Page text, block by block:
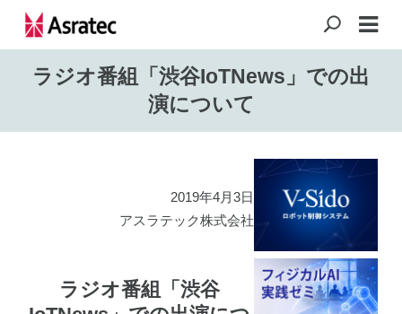
ラジオ番組「渋谷IoTNews」での出
演について
2019年4月3日
アスラテック株式会社
ラジオ番組「渋谷